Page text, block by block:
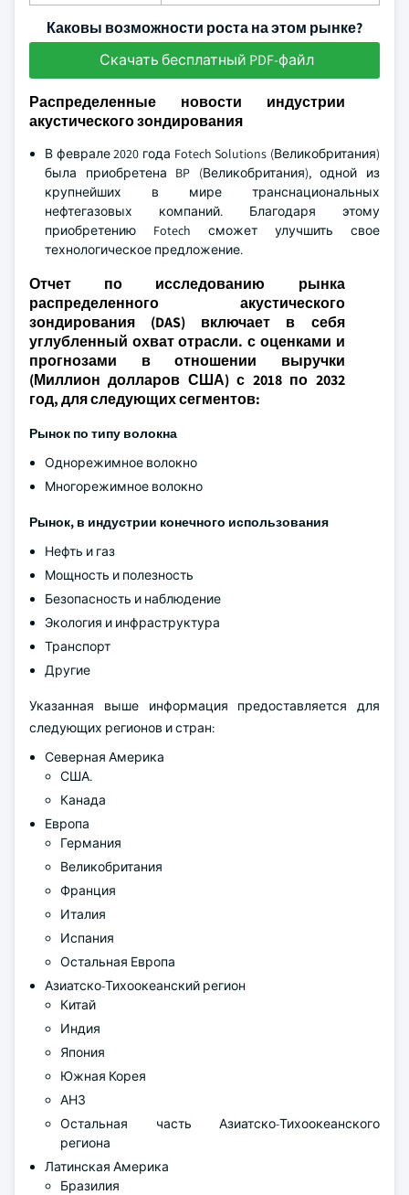
Каковы возможности роста на этом рынке?
Скачать бесплатный PDF-файл
Распределенные новости индустрии
акустического зондирования
В феврале 2020 года Fotech Solutions (Великобритания)
была приобретена BP (Великобритания), одной из
крупнейших в мире транснациональных
нефтегазовых компаний. Благодаря этому
приобретению Fotech сможет улучшить свое
технологическое предложение.
Отчет по исследованию рынка
распределенного акустического
зондирования (DAS) включает в себя
углубленный охват отрасли. с оценками и
прогнозами в отношении выручки
(Миллион долларов США) с 2018 по 2032
год, для следующих сегментов:
Рынок по типу волокна
Однорежимное волокно
Многорежимное волокно
Рынок, в индустрии конечного использования
Нефть и газ
Мощность и полезность
Безопасность и наблюдение
Экология и инфраструктура
Транспорт
Другие
Указанная выше информация предоставляется для
следующих регионов и стран:
Северная Америка
США.
Канада
Европа
Германия
Великобритания
Франция
Италия
Испания
Остальная Европа
Азиатско-Тихоокеанский регион
Китай
Индия
Япония
Южная Корея
АНЗ
Остальная часть Азиатско-Тихоокеанского
региона
Латинская Америка
Бразилия